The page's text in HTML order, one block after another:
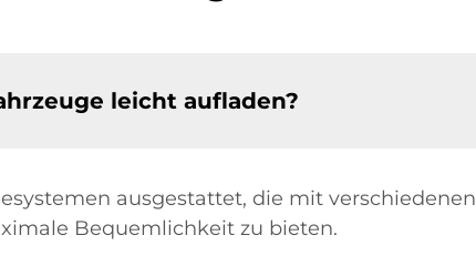
leicht aufladen?
ausgestattet, die mit verschiedenen
Bequemlichkeit zu bieten.